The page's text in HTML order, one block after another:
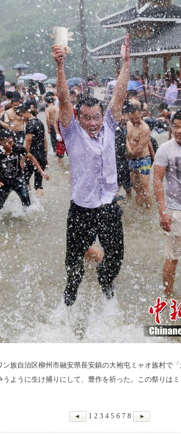
ン族自治区柳州市融安県長安鎮の大袍屯ミャオ族村で
ように生け捕りにして、豊作を祈った。この祭りは
1 2 3 4 5 6 7 8